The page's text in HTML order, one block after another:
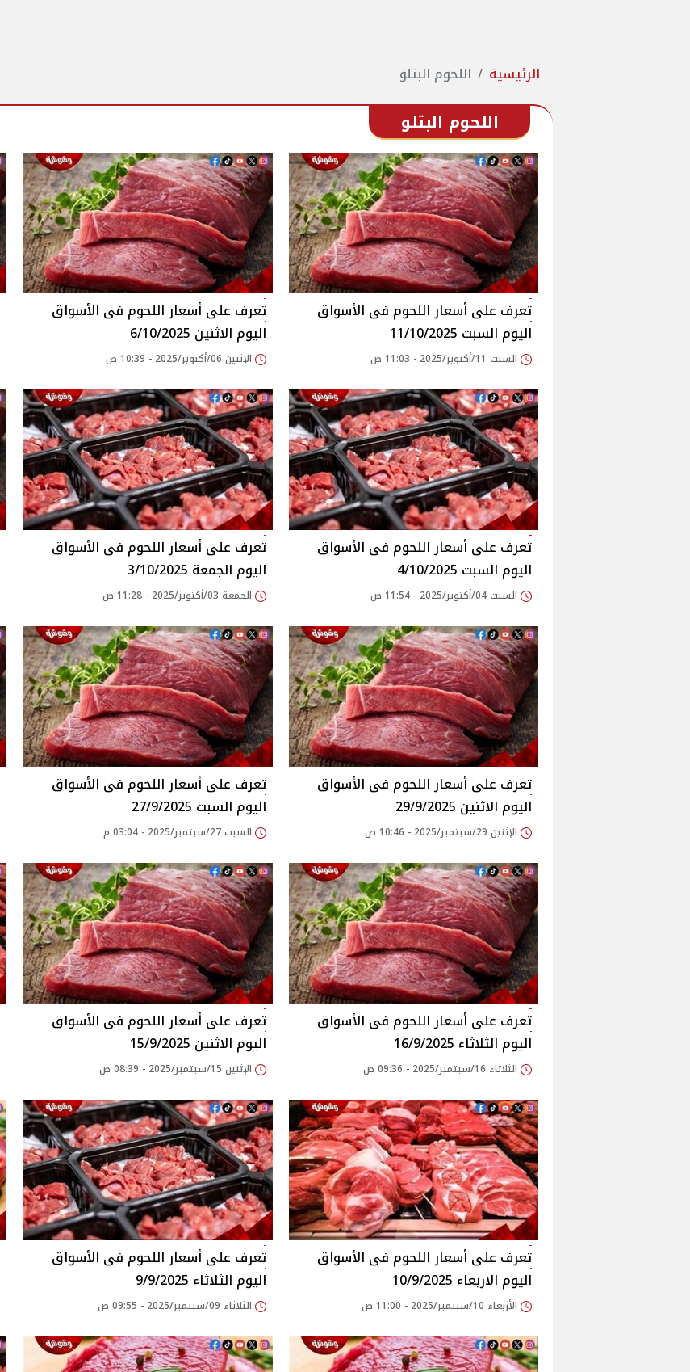
الرئيسية اللحوم البتلو
اللحوم البتلو
اليوم السبت 11/10/2025
السبت 11/أكتوبر/2025 - 11:03 ص
اليوم الاثنين 6/10/2025
الإثنين 06/أكتوبر/2025 - 10:39 ص
اليوم السبت 4/10/2025
السبت 04/أكتوبر/2025 - 11:54 ص
اليوم الجمعة 3/10/2025
الجمعة 03/أكتوبر/2025 - 11:28 ص
اليوم الاثنين 29/9/2025
الإثنين 29/سبتمبر/2025 - 10:46 ص
اليوم السبت 27/9/2025
السبت 27/سبتمبر/2025 - 03:04 م
اليوم الثلاثاء 16/9/2025
الثلاثاء 16/سبتمبر/2025 - 09:36 ص
اليوم الاثنين 15/9/2025
الإثنين 15/سبتمبر/2025 - 08:39 ص
اليوم الاربعاء 10/9/2025
الأربعاء 10/سبتمبر/2025 - 11:00 ص
اليوم الثلاثاء 9/9/2025
الثلاثاء 09/سبتمبر/2025 - 09:55 ص